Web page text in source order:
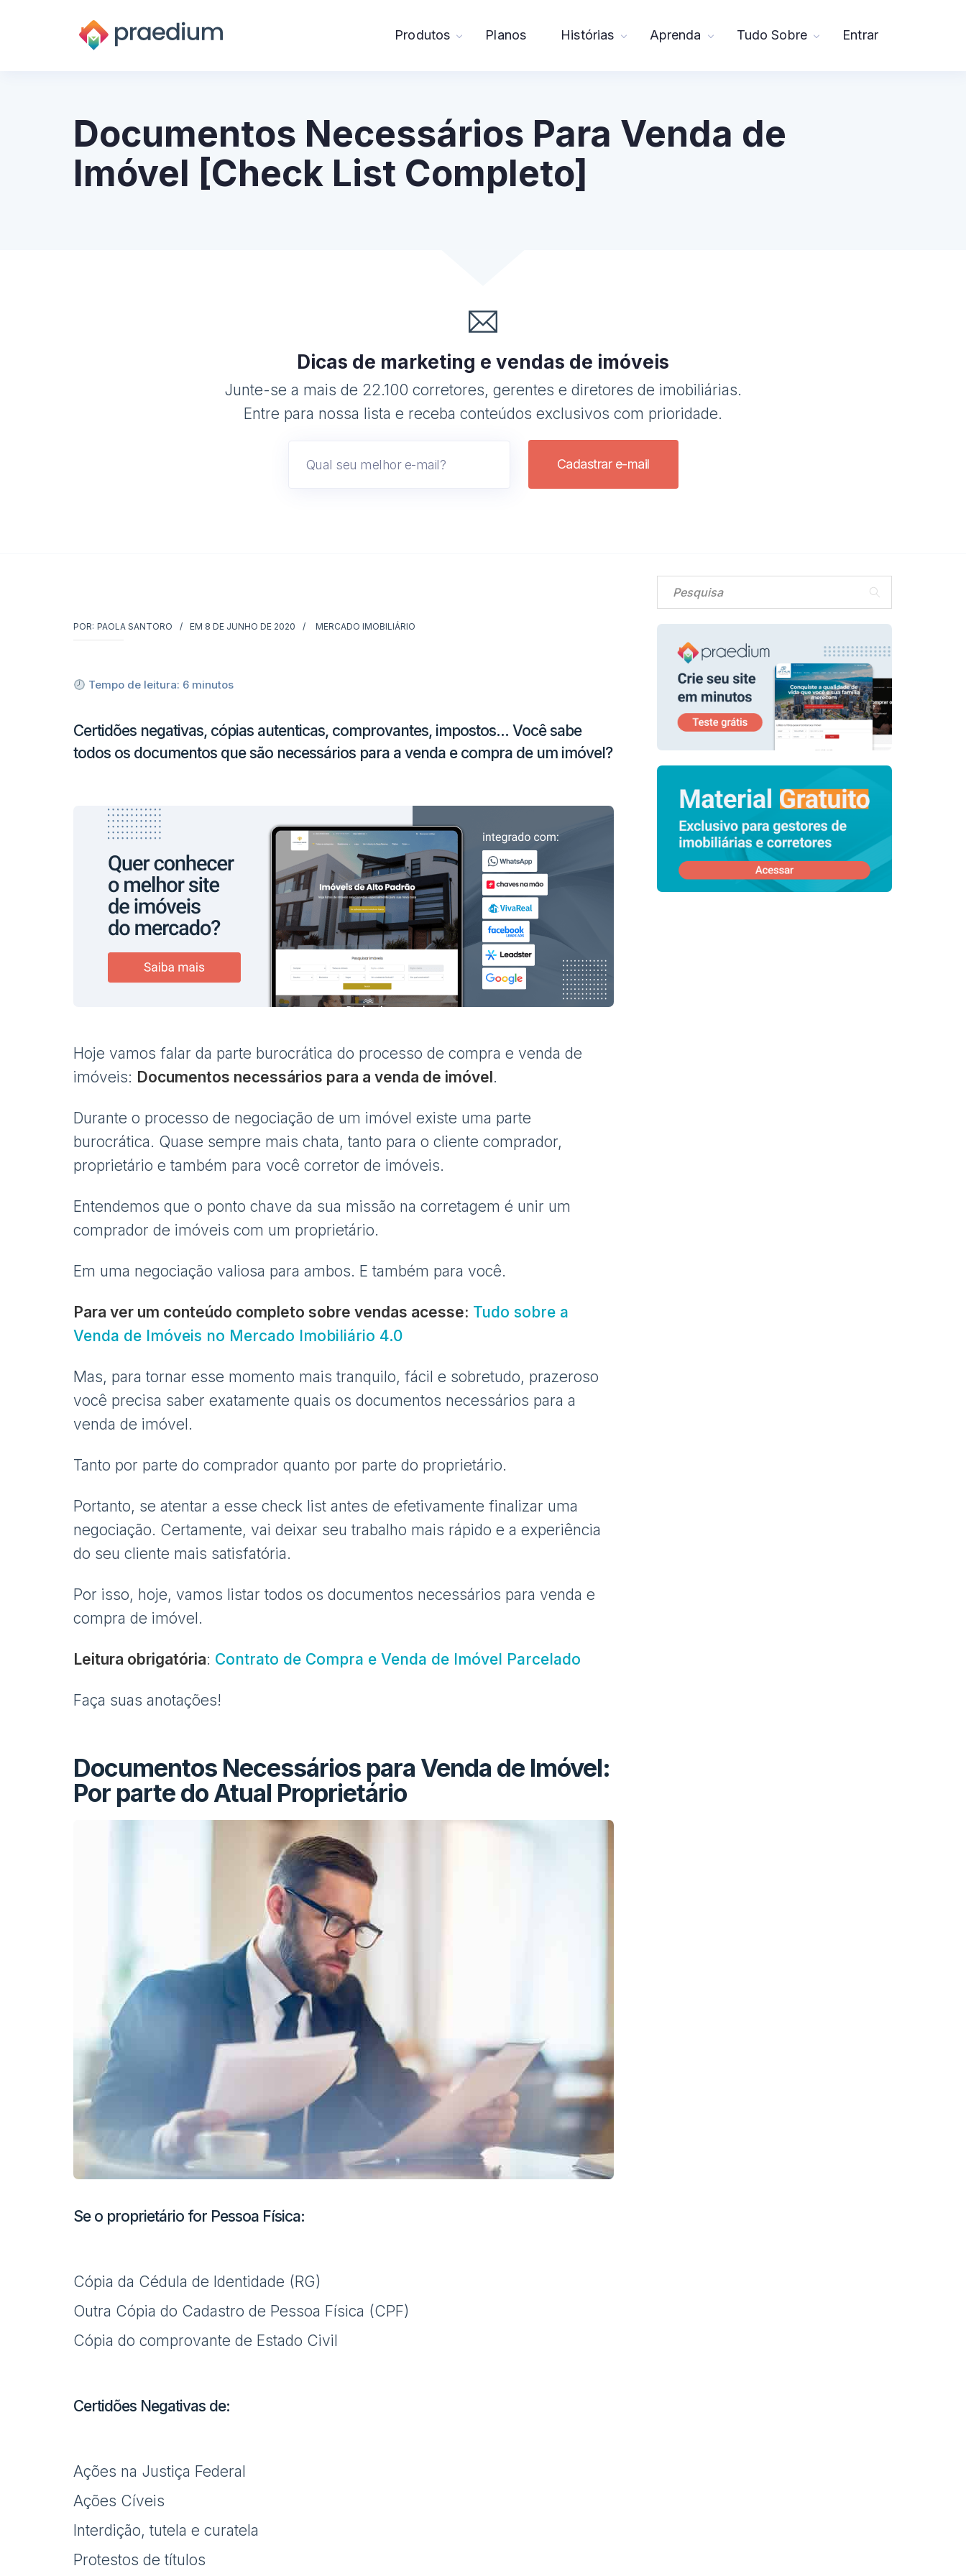
Produtos Planos Histórias Aprenda Tudo Sobre Entrar
Documentos Necessários Para Venda de
Imóvel [Check List Completo]
Dicas de marketing e vendas de imóveis
Junte-se a mais de 22.100 corretores, gerentes e diretores de imobiliárias.
Entre para nossa lista e receba conteúdos exclusivos com prioridade.
Cadastrar e-mail
POR: PAOLA SANTORO EM 8 DE JUNHO DE 2020 MERCADO IMOBILIÁRIO
Tempo de leitura: 6 minutos
Certidões negativas, cópias autenticas, comprovantes, impostos… Você sabe
todos os documentos que são necessários para a venda e compra de um imóvel?
Hoje vamos falar da parte burocrática do processo de compra e venda de
imóveis: Documentos necessários para a venda de imóvel.
Durante o processo de negociação de um imóvel existe uma parte
burocrática. Quase sempre mais chata, tanto para o cliente comprador,
proprietário e também para você corretor de imóveis.
Entendemos que o ponto chave da sua missão na corretagem é unir um
comprador de imóveis com um proprietário.
Em uma negociação valiosa para ambos. E também para você.
Para ver um conteúdo completo sobre vendas acesse: Tudo sobre a
Venda de Imóveis no Mercado Imobiliário 4.0
Mas, para tornar esse momento mais tranquilo, fácil e sobretudo, prazeroso
você precisa saber exatamente quais os documentos necessários para a
venda de imóvel.
Tanto por parte do comprador quanto por parte do proprietário.
Portanto, se atentar a esse check list antes de efetivamente finalizar uma
negociação. Certamente, vai deixar seu trabalho mais rápido e a experiência
do seu cliente mais satisfatória.
Por isso, hoje, vamos listar todos os documentos necessários para venda e
compra de imóvel.
Leitura obrigatória: Contrato de Compra e Venda de Imóvel Parcelado
Faça suas anotações!
Documentos Necessários para Venda de Imóvel:
Por parte do Atual Proprietário
Se o proprietário for Pessoa Física:
Cópia da Cédula de Identidade (RG)
Outra Cópia do Cadastro de Pessoa Física (CPF)
Cópia do comprovante de Estado Civil
Certidões Negativas de:
Ações na Justiça Federal
Ações Cíveis
Interdição, tutela e curatela
Protestos de títulos